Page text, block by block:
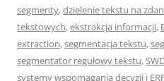
segmenty,dzielenie tekstu na
tekstowych,ekstrakcja informacji,
extraction,segmentacja tekstu,
segmentator regułowy tekstu,
systemy wspomagania decyzji i